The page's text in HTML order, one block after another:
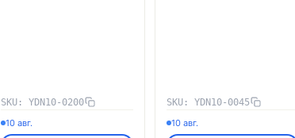
SKU: YDN10-0200
10 авг.
SKU: YDN10-0045
10 авг.